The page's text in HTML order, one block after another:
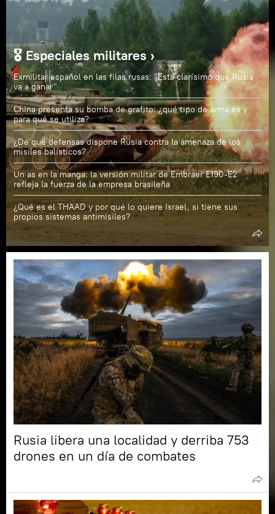
🎖️ Especiales militares ›
Exmilitar español en las filas rusas: "Está clarísimo que Rusia
va a ganar"
China presenta su bomba de grafito: ¿qué tipo de arma es y
para qué se utiliza?
¿De qué defensas dispone Rusia contra la amenaza de los
misiles balísticos?
Un as en la manga: la versión militar de Embraer E190-E2
refleja la fuerza de la empresa brasileña
¿Qué es el THAAD y por qué lo quiere Israel, si tiene sus
propios sistemas antimisiles?
Rusia libera una localidad y derriba 753
drones en un día de combates